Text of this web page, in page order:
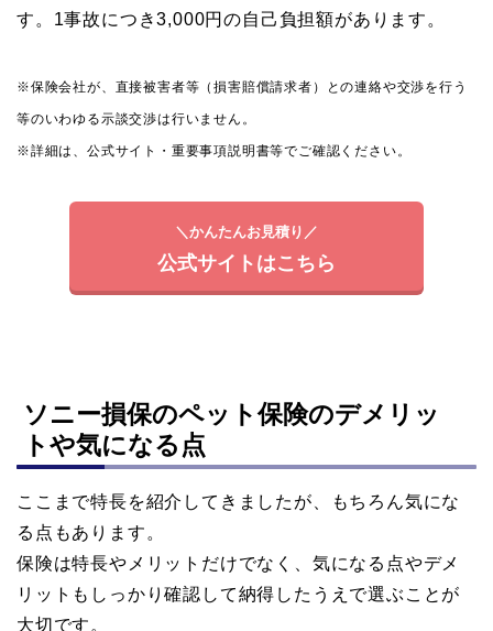
す。1事故につき3,000円の自己負担額があります。
※保険会社が、直接被害者等（損害賠償請求者）との連絡や交渉を行う
等のいわゆる示談交渉は行いません。
※詳細は、公式サイト・重要事項説明書等でご確認ください。
＼かんたんお見積り／
公式サイトはこちら
ソニー損保のペット保険のデメリッ
トや気になる点
ここまで特長を紹介してきましたが、もちろん気にな
る点もあります。
保険は特長やメリットだけでなく、気になる点やデメ
リットもしっかり確認して納得したうえで選ぶことが
大切です。